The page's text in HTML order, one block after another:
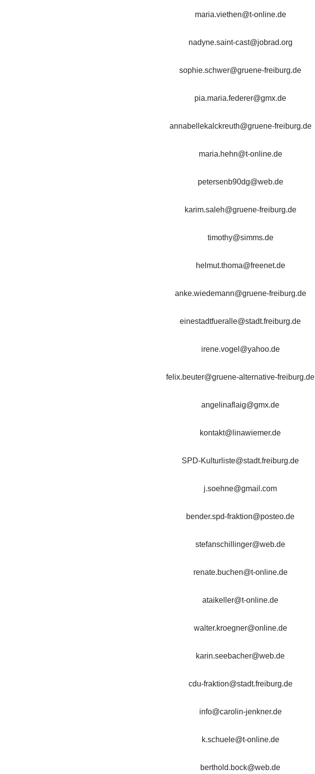
maria.viethen@t-online.de
nadyne.saint-cast@jobrad.org
sophie.schwer@gruene-freiburg.de
pia.maria.federer@gmx.de
annabellekalckreuth@gruene-freiburg.de
maria.hehn@t-online.de
petersenb90dg@web.de
karim.saleh@gruene-freiburg.de
timothy@simms.de
helmut.thoma@freenet.de
anke.wiedemann@gruene-freiburg.de
einestadtfueralle@stadt.freiburg.de
irene.vogel@yahoo.de
felix.beuter@gruene-alternative-freiburg.de
angelinaflaig@gmx.de
kontakt@linawiemer.de
SPD-Kulturliste@stadt.freiburg.de
j.soehne@gmail.com
bender.spd-fraktion@posteo.de
stefanschillinger@web.de
renate.buchen@t-online.de
ataikeller@t-online.de
walter.kroegner@online.de
karin.seebacher@web.de
cdu-fraktion@stadt.freiburg.de
info@carolin-jenkner.de
k.schuele@t-online.de
berthold.bock@web.de